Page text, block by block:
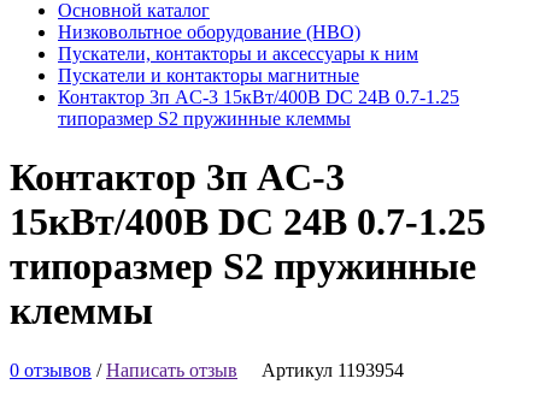
Основной каталог
Низковольтное оборудование (НВО)
Пускатели, контакторы и аксессуары к ним
Пускатели и контакторы магнитные
Контактор 3п AC-3 15кВт/400В DC 24В 0.7-1.25
типоразмер S2 пружинные клеммы
Контактор 3п AC-3
15кВт/400В DC 24В 0.7-1.25
типоразмер S2 пружинные
клеммы
0 отзывов /Написать отзыв Артикул 1193954